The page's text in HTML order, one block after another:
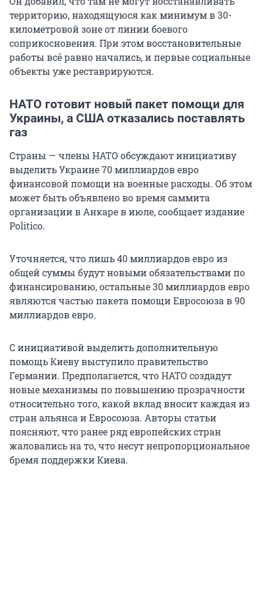
территорию, находящуюся как минимум в 30-
километровой зоне от линии боевого
соприкосновения. При этом восстановительные
работы всё равно начались, и первые социальные
объекты уже реставрируются.
НАТО готовит новый пакет помощи для
Украины, а США отказались поставлять
газ
Страны — члены НАТО обсуждают инициативу
выделить Украине 70 миллиардов евро
финансовой помощи на военные расходы. Об этом
может быть объявлено во время саммита
организации в Анкаре в июле, сообщает издание
Politico.
Уточняется, что лишь 40 миллиардов евро из
общей суммы будут новыми обязательствами по
финансированию, остальные 30 миллиардов евро
являются частью пакета помощи Евросоюза в 90
миллиардов евро.
С инициативой выделить дополнительную
помощь Киеву выступило правительство
Германии. Предполагается, что НАТО создадут
новые механизмы по повышению прозрачности
относительно того, какой вклад вносит каждая из
стран альянса и Евросоюза. Авторы статьи
поясняют, что ранее ряд европейских стран
жаловались на то, что несут непропорциональное
бремя поддержки Киева.